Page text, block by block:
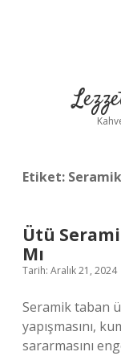
Etiket:
Ütü
Mı
Tarih: Aralık 21, 2024
Seramik taban
yapışmasını,
sararmasını